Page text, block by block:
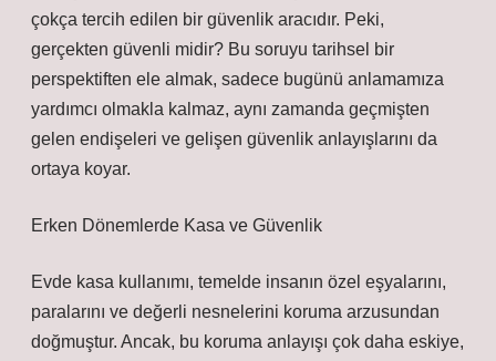
çokça tercih edilen bir güvenlik aracıdır. Peki,
gerçekten güvenli midir? Bu soruyu tarihsel bir
perspektiften ele almak, sadece bugünü anlamamıza
yardımcı olmakla kalmaz, aynı zamanda geçmişten
gelen endişeleri ve gelişen güvenlik anlayışlarını da
ortaya koyar.
Erken Dönemlerde Kasa ve Güvenlik
Evde kasa kullanımı, temelde insanın özel eşyalarını,
paralarını ve değerli nesnelerini koruma arzusundan
doğmuştur. Ancak, bu koruma anlayışı çok daha eskiye,